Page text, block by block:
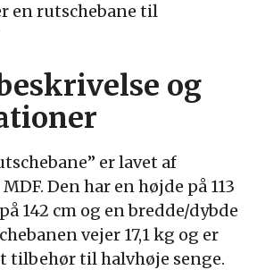
en rutschebane til
og
er lavet af
Den har en højde på 113
142 cm og en bredde/dybde
vejer 17,1 kg og er
tilbehør til halvhøje senge.